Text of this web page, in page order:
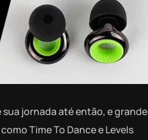
sua jornada até então, e grande
Time To Dance e Levels